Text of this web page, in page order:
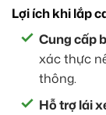
Lợi ích khi lắp
Cung cấp
xác thực
thông.
Hỗ trợ lái